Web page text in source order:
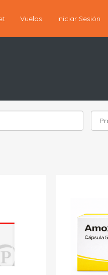
Vuelos Iniciar Sesión